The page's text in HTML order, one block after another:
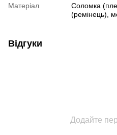
Матеріал
Соломка
(ремінець),
Відгуки
Додайте